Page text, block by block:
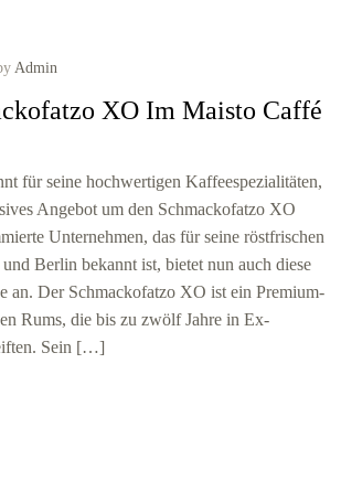
Admin
XO Im Maisto Caffé
für seine hochwertigen Kaffeespezialitäten,
Angebot um den Schmackofatzo XO
Unternehmen, das für seine röstfrischen
Berlin bekannt ist, bietet nun auch diese
an. Der Schmackofatzo XO ist ein Premium-
Rums, die bis zu zwölf Jahre in Ex-
Sein […]